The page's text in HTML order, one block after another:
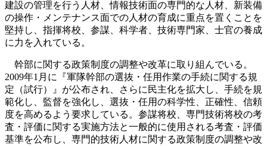
建設の管理を行う人材、情報技術面の専門的な人材、新装備
の操作・メンテナンス面での人材の育成に重点を置くことを
堅持し、指揮将校、参謀、科学者、技術専門家、士官の養成
に力を入れている。
幹部に関する政策制度の調整や改革に取り組んでいる。
2009年1月に『軍隊幹部の選抜・任用作業の手続に関する規
定（試行）』が公布され、さらに民主化を拡大し、手続を規
範化し、監督を強化し、選抜・任用の科学性、正確性、信頼
度を高めるよう要求している。参謀将校、専門技術将校の考
査・評価に関する実施方法と一般的に使用される考査・評価
基準を公布し、専門的技術人材に関する政策制度の調整や改